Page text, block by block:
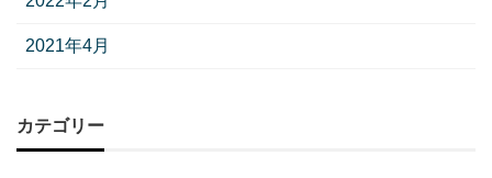
2021年4月
カテゴリー